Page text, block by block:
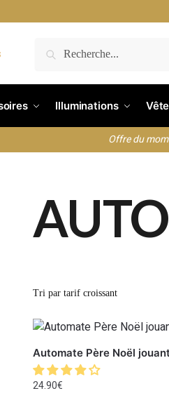
RECHERCHE
Illuminations
Offre du
Automate Père Noël
24.90€